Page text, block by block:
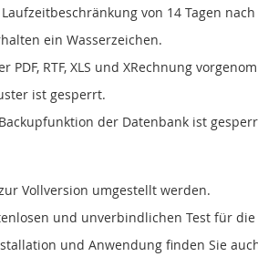
von 14 Tagen
ein Wasserzeichen.
PDF, RTF, XLS und XRechnung
ist gesperrt.
der Datenbank ist
Vollversion umgestellt werden.
und unverbindlichen Test für
und Anwendung finden Sie